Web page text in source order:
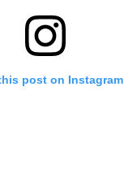
post on Instagram